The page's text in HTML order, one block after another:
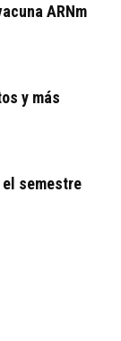
ARNm
y más
el semestre